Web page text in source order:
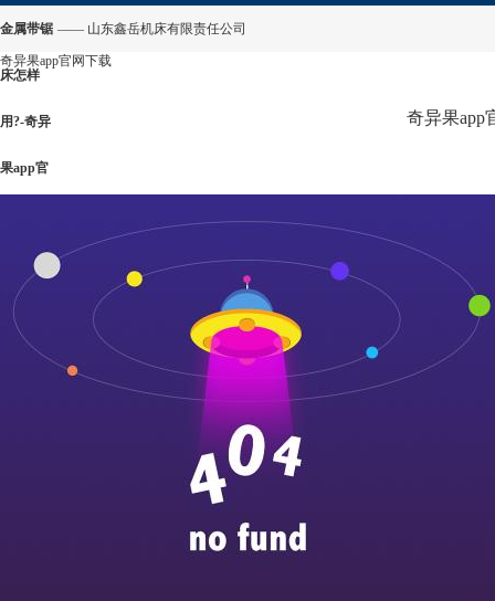
金属带锯
床怎样
用?-奇异
果app官
—— 山东鑫岳机床有限责任公司
奇异果app官网下载
奇异果app